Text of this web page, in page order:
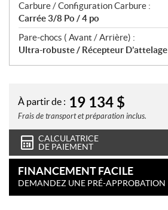
Carbure / Configuration Carbure :
Carrée 3/8 Po / 4 po
Pare-chocs ( Avant / Arrière) :
Ultra-robuste / Récepteur D’attelage
À partir de : 19 134 $
Frais de transport et préparation inclus.
CALCULATRICE
DE PAIEMENT
FINANCEMENT FACILE
DEMANDEZ UNE PRÉ-APPROBATION